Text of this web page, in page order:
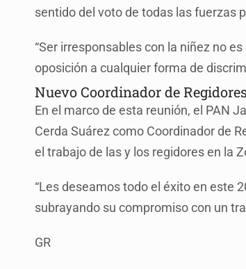
sentido del voto de todas las fuerzas
“Ser irresponsables con la niñez no
oposición a cualquier forma de
Nuevo Coordinador de
En el marco de esta reunión, el PAN
Cerda Suárez como Coordinador de
el trabajo de las y los regidores en la
“Les deseamos todo el éxito en este
subrayando su compromiso con un
GR